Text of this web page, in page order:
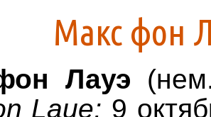
Макс фон
Лауэ
Laue; 9